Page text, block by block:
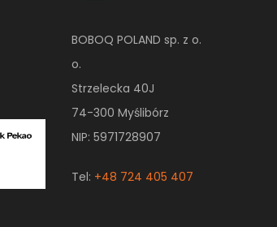
BOBOQ POLAND sp. z o.
o.
Strzelecka 40J
74-300 Myślibórz
NIP: 5971728907
Tel: +48 724 405 407